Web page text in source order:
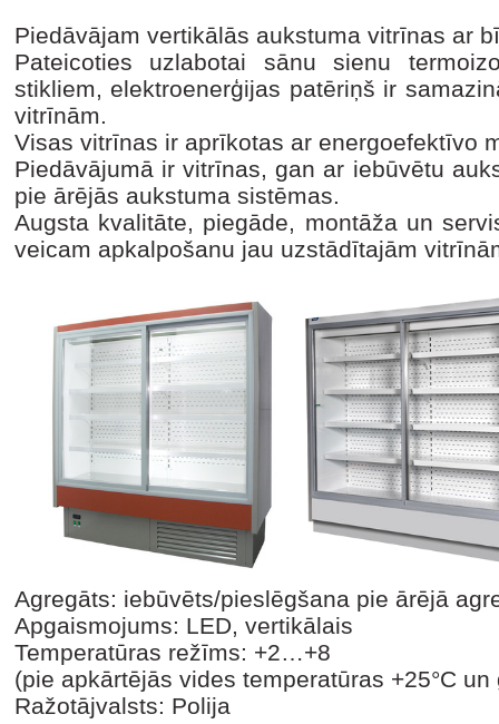
Piedāvājam vertikālās aukstuma vitrīnas ar
Pateicoties uzlabotai sānu sienu
stikliem, elektroenerģijas patēriņš ir
vitrīnām.
Visas vitrīnas ir aprīkotas ar energoefektīvo
Piedāvājumā ir vitrīnas, gan ar iebūvētu
pie ārējās aukstuma sistēmas.
Augsta kvalitāte, piegāde, montāža un
veicam apkalpošanu jau uzstādītajām
Agregāts: iebūvēts/pieslēgšana pie ārējā
Apgaismojums: LED, vertikālais
Temperatūras režīms: +2…+8
(pie apkārtējās vides temperatūras +25°C
Ražotājvalsts: Polija